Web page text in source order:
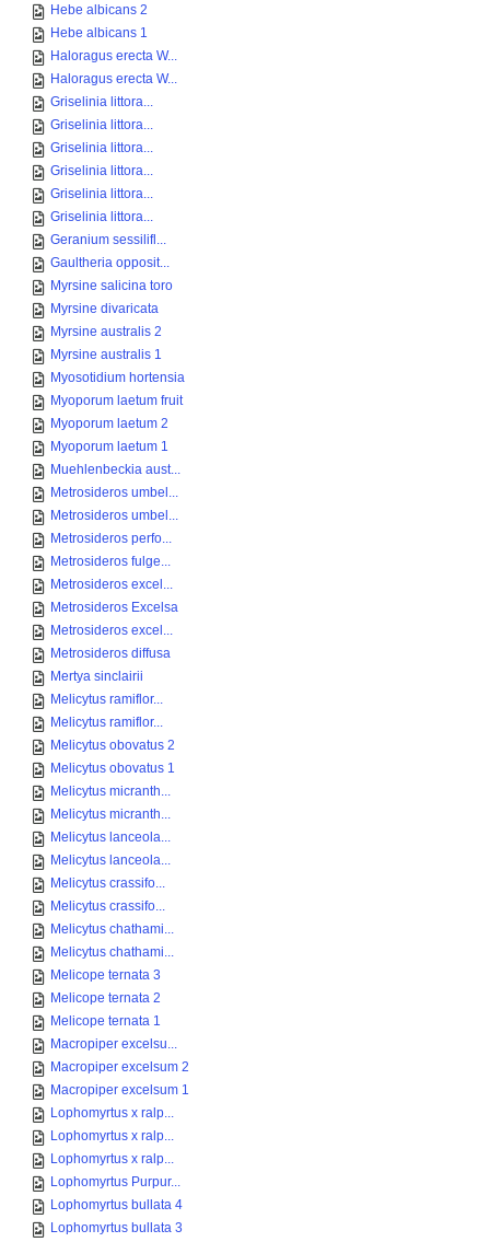
Hebe albicans 2
Hebe albicans 1
Haloragus erecta W...
Haloragus erecta W...
Griselinia littora...
Griselinia littora...
Griselinia littora...
Griselinia littora...
Griselinia littora...
Griselinia littora...
Geranium sessilifl...
Gaultheria opposit...
Myrsine salicina toro
Myrsine divaricata
Myrsine australis 2
Myrsine australis 1
Myosotidium hortensia
Myoporum laetum fruit
Myoporum laetum 2
Myoporum laetum 1
Muehlenbeckia aust...
Metrosideros umbel...
Metrosideros umbel...
Metrosideros perfo...
Metrosideros fulge...
Metrosideros excel...
Metrosideros Excelsa
Metrosideros excel...
Metrosideros diffusa
Mertya sinclairii
Melicytus ramiflor...
Melicytus ramiflor...
Melicytus obovatus 2
Melicytus obovatus 1
Melicytus micranth...
Melicytus micranth...
Melicytus lanceola...
Melicytus lanceola...
Melicytus crassifo...
Melicytus crassifo...
Melicytus chathami...
Melicytus chathami...
Melicope ternata 3
Melicope ternata 2
Melicope ternata 1
Macropiper excelsu...
Macropiper excelsum 2
Macropiper excelsum 1
Lophomyrtus x ralp...
Lophomyrtus x ralp...
Lophomyrtus x ralp...
Lophomyrtus Purpur...
Lophomyrtus bullata 4
Lophomyrtus bullata 3